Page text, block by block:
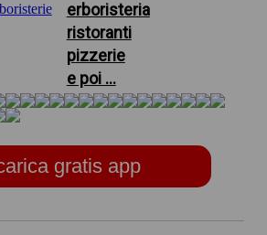
erboristeria
ristoranti
pizzerie
e poi ...
gratis app